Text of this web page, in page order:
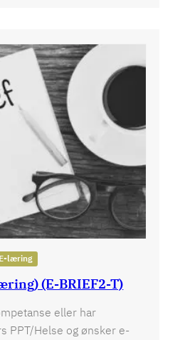
E-læring
(E-BRIEF2-T)
eller har
PPT/Helse og ønsker e-